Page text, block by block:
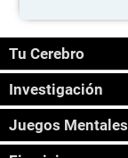
Tu Cerebro
Investigación
Juegos Mentales